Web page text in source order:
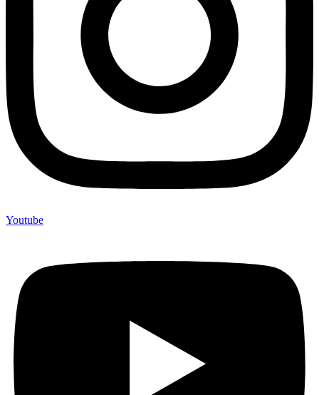
Youtube